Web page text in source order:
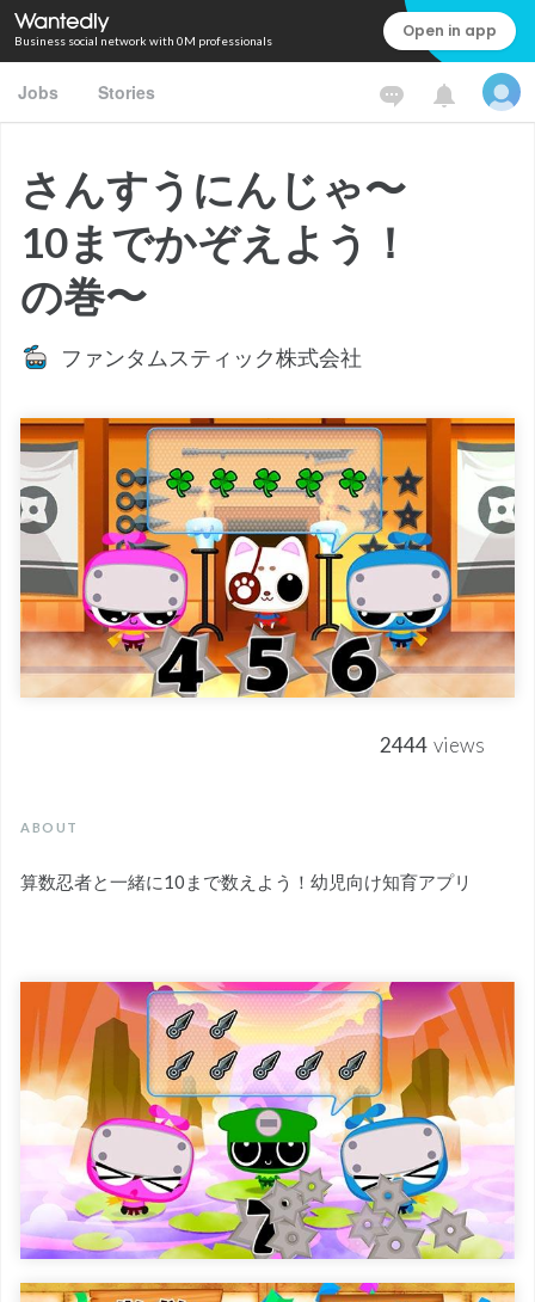
Business social network with 0M professionals Open in app
Jobs Stories
さんすうにんじゃ〜
10までかぞえよう！
の巻〜
ファンタムスティック株式会社
2444 views
ABOUT
算数忍者と一緒に10まで数えよう！幼児向け知育アプリ